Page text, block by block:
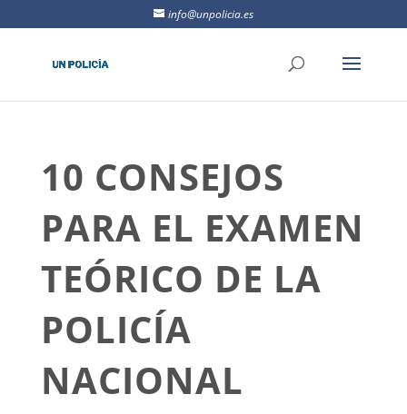
info@unpolicia.es
10 CONSEJOS
PARA EL EXAMEN
TEÓRICO DE LA
POLICÍA
NACIONAL